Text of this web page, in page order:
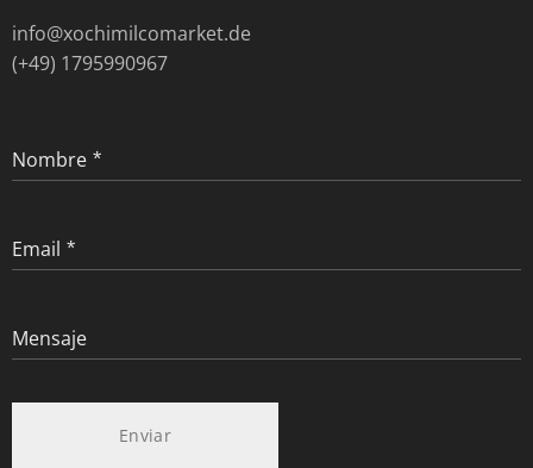
info@xochimilcomarket.de
(+49) 1795990967
Nombre
Email
Mensaje
Enviar